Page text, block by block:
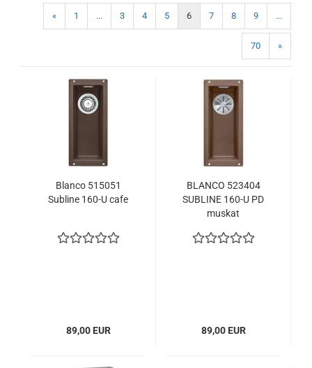
« 1 ... 3 4 5 6 7 8 9 ...
70 »
Blanco 515051
Subline 160-U cafe
89,00 EUR
BLANCO 523404
SUBLINE 160-U PD
muskat
89,00 EUR